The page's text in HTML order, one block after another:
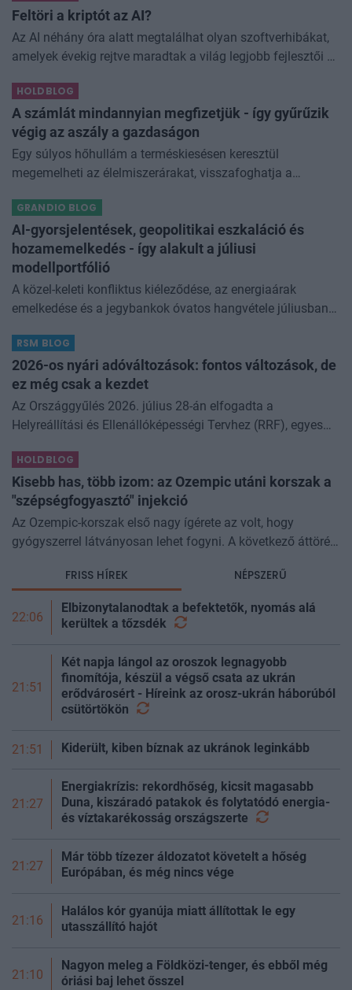
Feltöri a kriptót az AI?
Az AI néhány óra alatt megtalálhat olyan szoftverhibákat,
amelyek évekig rejtve maradtak a világ legjobb fejlesztői és
különösen nagy...
HOLDBLOG
A számlát mindannyian megfizetjük - így gyűrűzik
végig az aszály a gazdaságon
Egy súlyos hőhullám a terméskiesésen keresztül
megemelheti az élelmiszerárakat, visszafoghatja a
még az állam finanszírozását is m
GRANDIO BLOG
AI-gyorsjelentések, geopolitikai eszkaláció és
hozamemelkedés - így alakult a júliusi
modellportfólió
A közel-keleti konfliktus kiéleződése, az energiaárak
emelkedése és a jegybankok óvatos hangvétele júliusban
miközben a jelentő
RSM BLOG
2026-os nyári adóváltozások: fontos változások, de
ez még csak a kezdet
Az Országgyűlés 2026. július 28-án elfogadta a
Helyreállítási és Ellenállóképességi Tervhez (RRF), egyes
kapcsolódó adóintézkedésekről, v
HOLDBLOG
Kisebb has, több izom: az Ozempic utáni korszak a
"szépségfogyasztó" injekció
Az Ozempic-korszak első nagy ígérete az volt, hogy
gyógyszerrel látványosan lehet fogyni. A következő áttörés
Kísérleti géncsendesítő
FRISS HÍREK NÉPSZERŰ
22:06
Elbizonytalanodtak a befektetők, nyomás alá
kerültek a tőzsdék
21:51
Két napja lángol az oroszok legnagyobb
finomítója, készül a végső csata az ukrán
erődvárosért - Híreink az orosz-ukrán háborúból
csütörtökön
21:51 Kiderült, kiben bíznak az ukránok leginkább
21:27
Energiakrízis: rekordhőség, kicsit magasabb
Duna, kiszáradó patakok és folytatódó energia-
és víztakarékosság országszerte
21:27
Már több tízezer áldozatot követelt a hőség
Európában, és még nincs vége
21:16
Halálos kór gyanúja miatt állítottak le egy
utasszállító hajót
21:10
Nagyon meleg a Földközi-tenger, és ebből még
óriási baj lehet ősszel